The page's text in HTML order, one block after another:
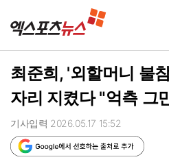
최준희, '외할머니 불
자리 지켰다 "억측 그
기사입력 2026.05.17 15:52